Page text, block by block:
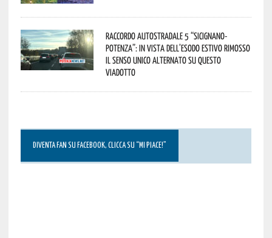
Raccordo Autostradale 5 “Sicignano-
Potenza”: in vista dell’esodo estivo rimosso
il senso unico alternato su questo
viadotto
DIVENTA FAN SU FACEBOOK, CLICCA SU “MI PIACE!”